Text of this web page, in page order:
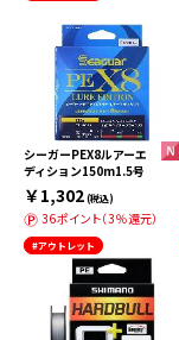
シーガーPEX8ルアーエ
ディション150m1.5号
￥1,302(税込)
36ポイント（3％還元）
#アウトレット